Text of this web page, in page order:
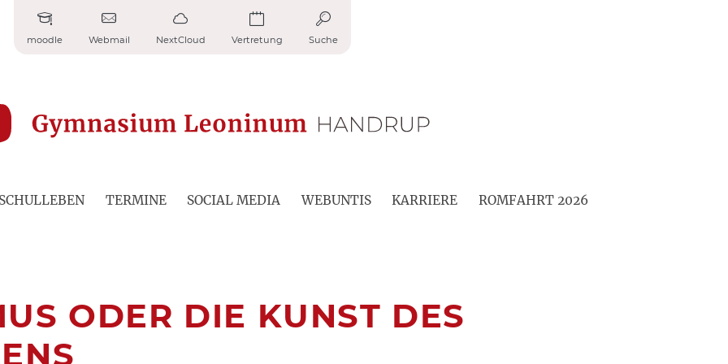
moodle Webmail NextCloud Vertretung Suche
SCHULLEBEN TERMINE SOCIAL MEDIA WEBUNTIS KARRIERE ROMFAHRT 2026
ODER DIE KUNST DES